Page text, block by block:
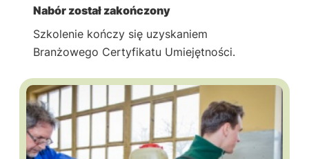
Nabór został zakończony
Szkolenie kończy się uzyskaniem
Branżowego Certyfikatu Umiejętności.